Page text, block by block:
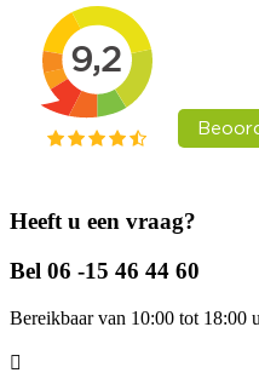
Heeft u een vraag?
Bel 06 -15 46 44 60
Bereikbaar van 10:00 tot 18:00